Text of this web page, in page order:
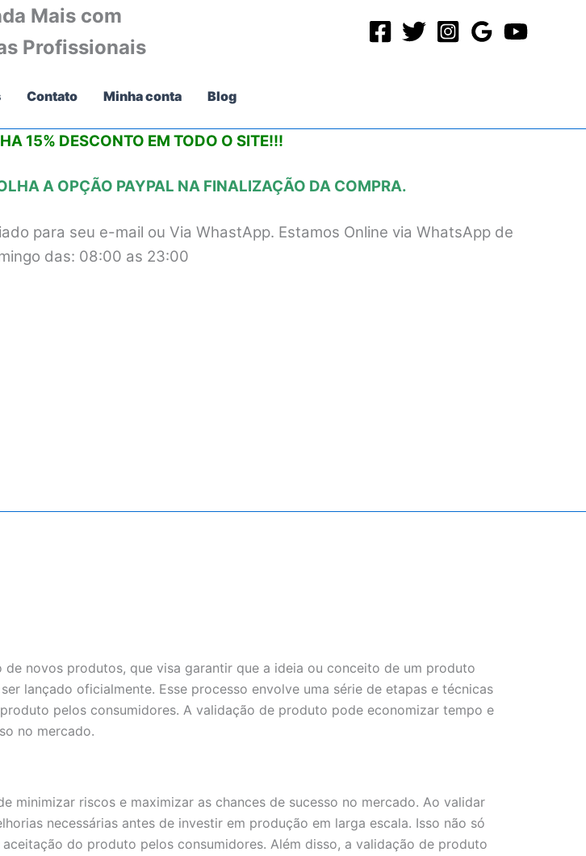
Mais com
Profissionais
Contato Minha conta Blog
15% DESCONTO EM TODO O SITE!!!
A OPÇÃO PAYPAL NA FINALIZAÇÃO DA COMPRA.
para seu e-mail ou Via WhastApp. Estamos Online via WhatsApp de
das: 08:00 as 23:00
novos produtos, que visa garantir que a ideia ou conceito de um produto
lançado oficialmente. Esse processo envolve uma série de etapas e técnicas
pelos consumidores. A validação de produto pode economizar tempo e
no mercado.
minimizar riscos e maximizar as chances de sucesso no mercado. Ao validar
necessárias antes de investir em produção em larga escala. Isso não só
do produto pelos consumidores. Além disso, a validação de produto